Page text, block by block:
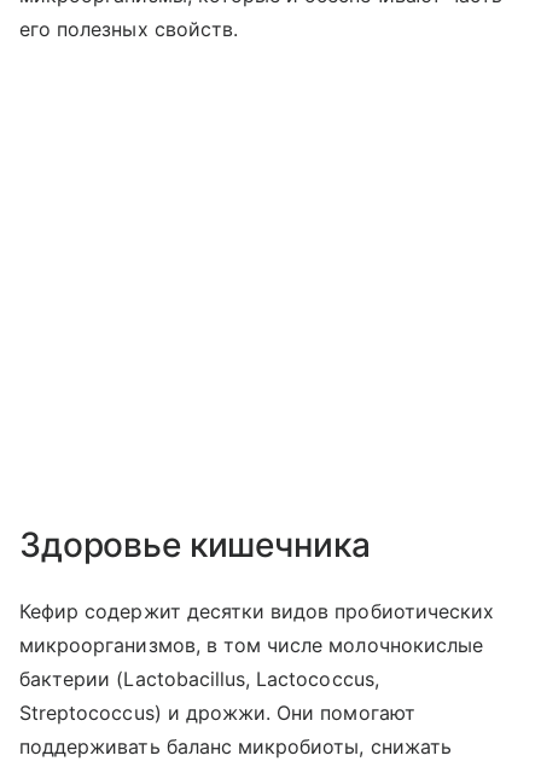
его полезных свойств.
Здоровье кишечника
Кефир содержит десятки видов пробиотических
микроорганизмов, в том числе молочнокислые
бактерии (Lactobacillus, Lactococcus,
Streptococcus) и дрожжи. Они помогают
поддерживать баланс микробиоты, снижать